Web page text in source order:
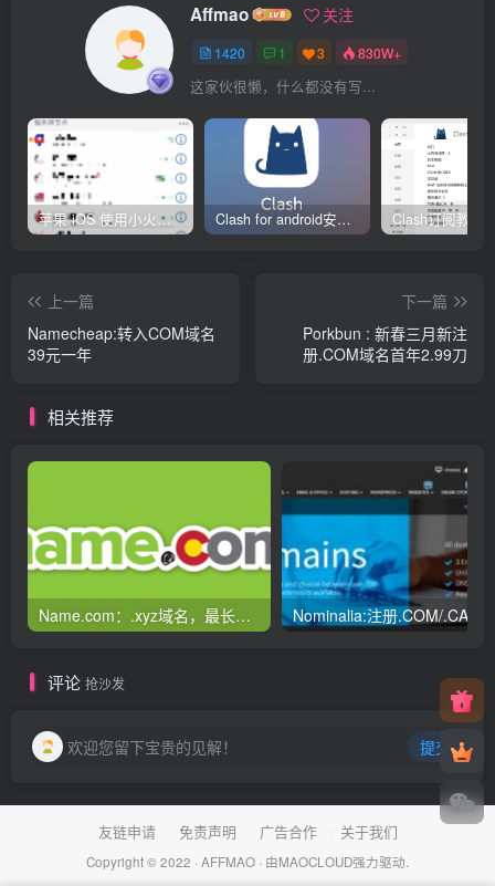
Affmao 关注
1420 1 3 830W+
这家伙很懒，什么都没有写...
苹果 iOS 使用小火箭(shadowrocket)新手教程 Clash for android安卓客户端保姆级新手使用教程
上一篇
Namecheap:转入COM域名
39元一年
下一篇
Porkbun : 新春三月新注
册.COM域名首年2.99刀
相关推荐
Name.com：.xyz域名，最长可注册10年总计40多软妹币；限6-9位数字域名
评论 抢沙发
欢迎您留下宝贵的见解！ 提交
友链申请 免责声明 广告合作 关于我们
Copyright © 2022 · AFFMAO · 由MAOCLOUD强力驱动.